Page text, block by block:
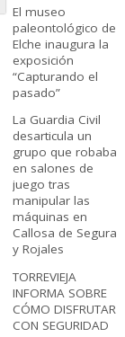
El museo
paleontológico de
Elche inaugura la
exposición
“Capturando el
pasado”
La Guardia Civil
desarticula un
grupo que robaba
en salones de
juego tras
manipular las
máquinas en
Callosa de Segura
y Rojales
TORREVIEJA
INFORMA SOBRE
CÓMO DISFRUTAR
CON SEGURIDAD